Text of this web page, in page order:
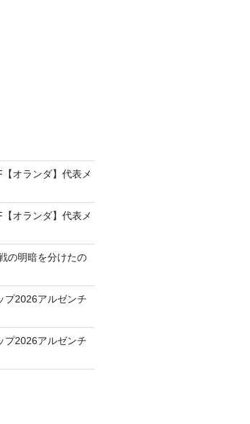
オランダ】代表メ
オランダ】代表メ
の明暗を分けたの
プ2026アルゼンチ
プ2026アルゼンチ